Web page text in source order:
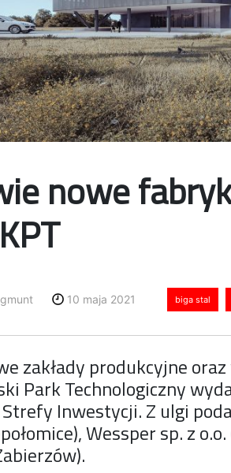
nowe
10 maja 2021 biga stal
zakłady produkcyjne
Park Technologiczny
Inwestycji. Z ulgi
Wessper sp. z